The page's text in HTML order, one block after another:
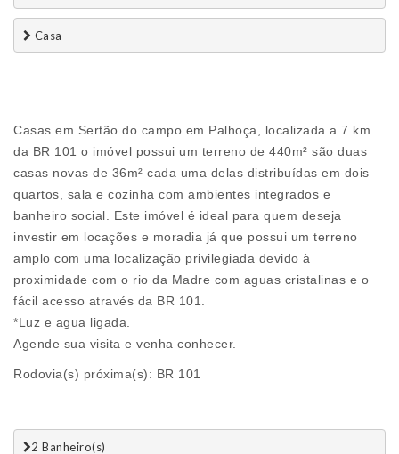
Casa
Casas em Sertão do campo em Palhoça, localizada a 7 km
da BR 101 o imóvel possui um terreno de 440m² são duas
casas novas de 36m² cada uma delas distribuídas em dois
quartos, sala e cozinha com ambientes integrados e
banheiro social. Este imóvel é ideal para quem deseja
investir em locações e moradia já que possui um terreno
amplo com uma localização privilegiada devido à
proximidade com o rio da Madre com aguas cristalinas e o
fácil acesso através da BR 101.
*Luz e agua ligada.
Agende sua visita e venha conhecer.
Rodovia(s) próxima(s): BR 101
2 Banheiro(s)